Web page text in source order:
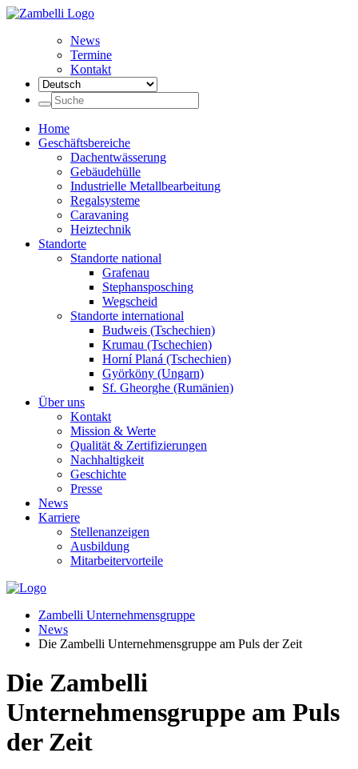
News
Termine
Kontakt
Home
Geschäftsbereiche
Dachentwässerung
Gebäudehülle
Industrielle Metallbearbeitung
Regalsysteme
Caravaning
Heiztechnik
Standorte
Standorte national
Grafenau
Stephansposching
Wegscheid
Standorte international
Budweis (Tschechien)
Krumau (Tschechien)
Horní Planá (Tschechien)
Györköny (Ungarn)
Sf. Gheorghe (Rumänien)
Über uns
Kontakt
Mission & Werte
Qualität & Zertifizierungen
Nachhaltigkeit
Geschichte
Presse
News
Karriere
Stellenanzeigen
Ausbildung
Mitarbeitervorteile
Zambelli Unternehmensgruppe
News
Die Zambelli Unternehmensgruppe am Puls der Zeit
Die Zambelli
Unternehmensgruppe am Puls
der Zeit